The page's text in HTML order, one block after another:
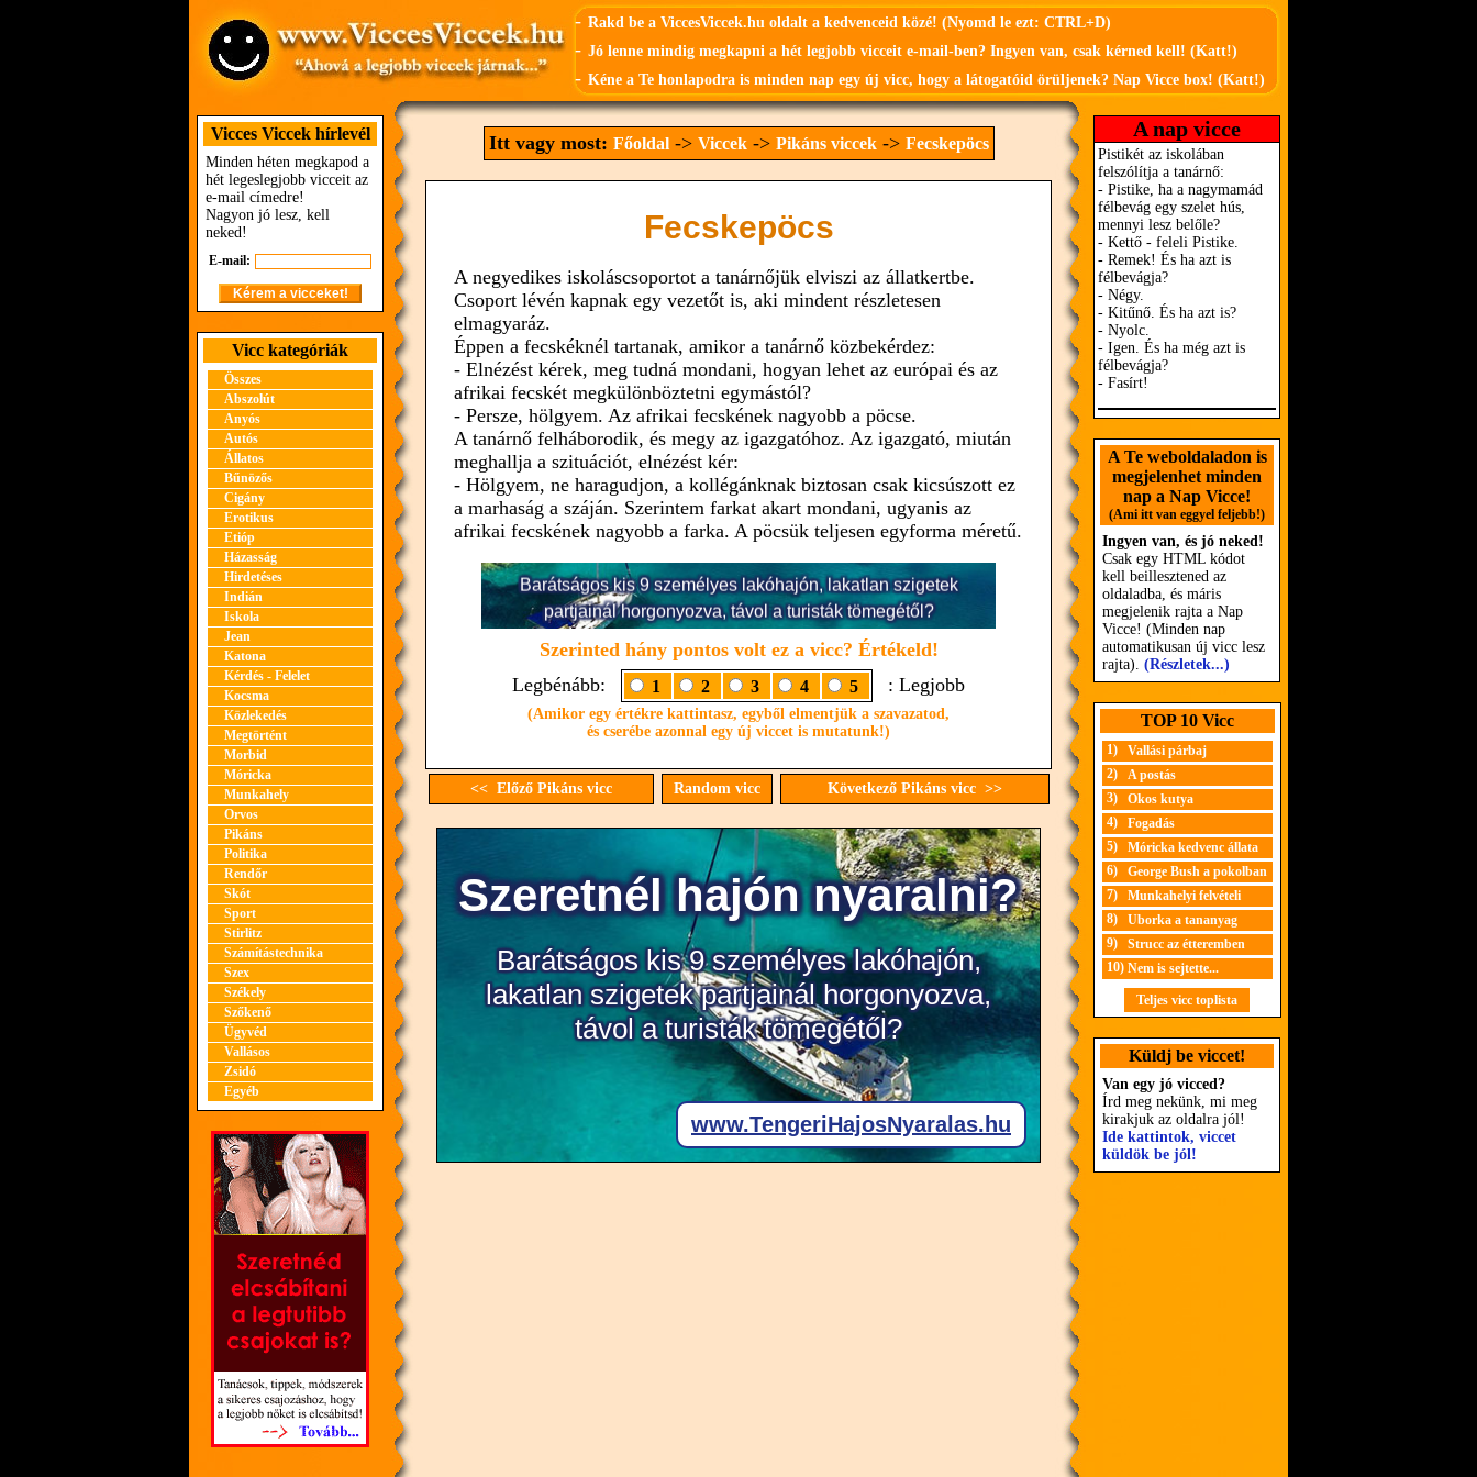
- Rakd be a ViccesViccek.hu oldalt a kedvenceid közé! (Nyomd le ezt: CTRL+D)
- Jó lenne mindig megkapni a hét legjobb vicceit e-mail-ben? Ingyen van, csak kérned kell! (Katt!)
- Kéne a Te honlapodra is minden nap egy új vicc, hogy a látogatóid örüljenek? Nap Vicce box! (Katt!)
Vicces Viccek hírlevél
Minden héten megkapod a
hét legeslegjobb vicceit az
e-mail címedre!
Nagyon jó lesz, kell
neked!
E-mail:
Vicc kategóriák
Összes
Abszolút
Anyós
Autós
Állatos
Bűnözős
Cigány
Erotikus
Etióp
Házasság
Hirdetéses
Indián
Iskola
Jean
Katona
Kérdés - Felelet
Kocsma
Közlekedés
Megtörtént
Morbid
Móricka
Munkahely
Orvos
Pikáns
Politika
Rendőr
Skót
Sport
Stirlitz
Számítástechnika
Szex
Székely
Szőkenő
Ügyvéd
Vallásos
Zsidó
Egyéb
Itt vagy most: Főoldal-> Viccek-> Pikáns viccek-> Fecskepöcs
Fecskepöcs
A negyedikes iskoláscsoportot a tanárnőjük elviszi az állatkertbe.
Csoport lévén kapnak egy vezetőt is, aki mindent részletesen
elmagyaráz.
Éppen a fecskéknél tartanak, amikor a tanárnő közbekérdez:
- Elnézést kérek, meg tudná mondani, hogyan lehet az európai és az
afrikai fecskét megkülönböztetni egymástól?
- Persze, hölgyem. Az afrikai fecskének nagyobb a pöcse.
A tanárnő felháborodik, és megy az igazgatóhoz. Az igazgató, miután
meghallja a szituációt, elnézést kér:
- Hölgyem, ne haragudjon, a kollégánknak biztosan csak kicsúszott ez
a marhaság a száján. Szerintem farkat akart mondani, ugyanis az
afrikai fecskének nagyobb a farka. A pöcsük teljesen egyforma méretű.
Szerinted hány pontos volt ez a vicc? Értékeld!
Legbénább:
1 2 3 4 5 : Legjobb
(Amikor egy értékre kattintasz, egyből elmentjük a szavazatod,
és cserébe azonnal egy új viccet is mutatunk!)
<< Előző Pikáns vicc Random vicc Következő Pikáns vicc >>
A nap vicce
A Te weboldaladon is
megjelenhet minden
nap a Nap Vicce!
(Ami itt van eggyel feljebb!)
Ingyen van, és jó neked!
Csak egy HTML kódot
kell beillesztened az
oldaladba, és máris
megjelenik rajta a Nap
Vicce! (Minden nap
automatikusan új vicc lesz
rajta). (Részletek...)
TOP 10 Vicc
1)
Vallási párbaj
2)
A postás
3)
Okos kutya
4)
Fogadás
5)
Móricka kedvenc állata
6)
George Bush a pokolban
7)
Munkahelyi felvételi
8)
Uborka a tananyag
9)
Strucc az étteremben
10) Nem is sejtette...
Teljes vicc toplista
Küldj be viccet!
Van egy jó vicced?
Írd meg nekünk, mi meg
kirakjuk az oldalra jól!
Ide kattintok, viccet
küldök be jól!